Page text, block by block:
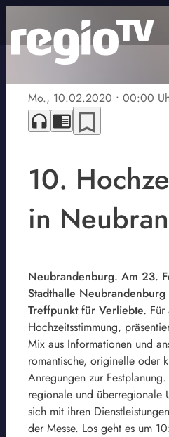
Mo., 10.02.2020 • 00:00
headphones chrome_reader_mode bookmark_border
10.
in
Neubrandenburg. Am 23.
Stadthalle
Treffpunkt für Verliebte.
Hochzeitsstimmung,
Mix aus Informationen und
romantische, originelle oder
Anregungen zur
regionale und überregionale
sich mit ihren
der Messe. Los geht es um